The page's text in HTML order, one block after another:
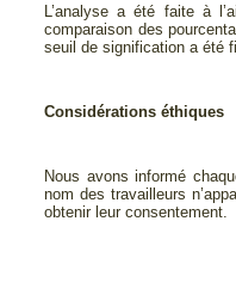
L’analyse a été faite à
comparaison des
seuil de signification a été
Considérations éthiques
Nous avons informé
nom des travailleurs
obtenir leur consentement.